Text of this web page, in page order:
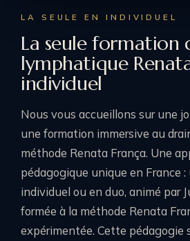
LA SEULE EN INDIVIDUEL
La seule formation
lymphatique
individuel
Nous vous accueillons sur une
une formation immersive au
méthode Renata França. Une
pédagogique unique en France
individuel ou en duo, animé par
formée à la méthode Renata
expérimentée. Cette pédagogie